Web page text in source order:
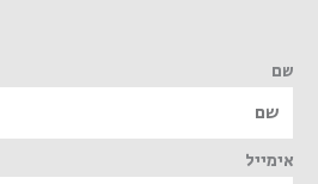
שם
אימייל